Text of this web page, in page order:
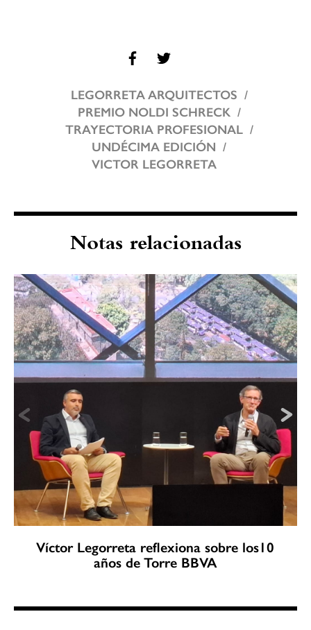
LEGORRETA ARQUITECTOS
PREMIO NOLDI SCHRECK
TRAYECTORIA PROFESIONAL
UNDÉCIMA EDICIÓN
VICTOR LEGORRETA
Notas relacionadas
Víctor Legorreta reflexiona sobre los10
años de Torre BBVA